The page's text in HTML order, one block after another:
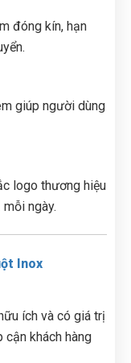
đóng kín, hạn
giúp người dùng
logo thương hiệu
ngày.
Inox
ích và có giá trị
cận khách hàng